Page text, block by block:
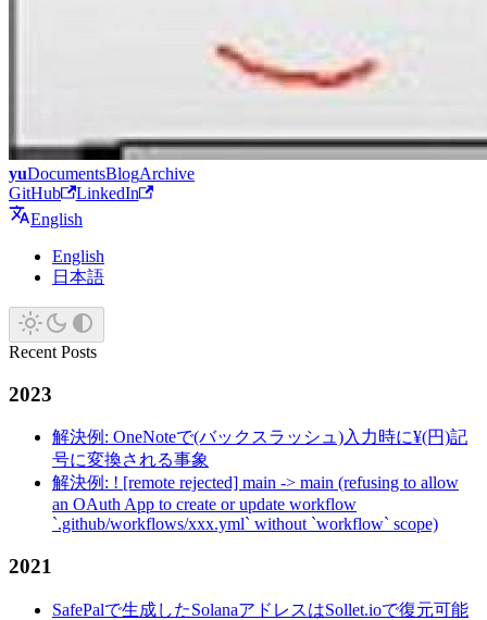
yuDocumentsBlogArchive
GitHub
LinkedIn
English
English
日本語
Recent Posts
2023
解決例: OneNoteで(バックスラッシュ)入力時に¥(円)記
号に変換される事象
解決例: ! [remote rejected] main -> main (refusing to allow
an OAuth App to create or update workflow
`.github/workflows/xxx.yml` without `workflow` scope)
2021
SafePalで生成したSolanaアドレスはSollet.ioで復元可能